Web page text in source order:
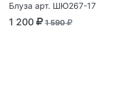
Блуза арт. ШЮ267-17
1 200 1 590